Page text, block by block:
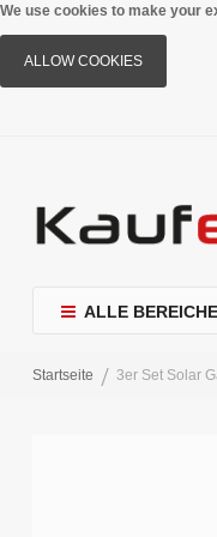
We use cookies to make your
ALLOW COOKIES
ALLE BEREICHE
Startseite 3er Set Solar